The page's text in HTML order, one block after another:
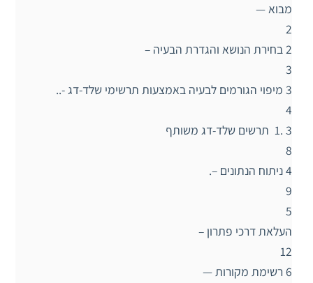
מבוא —
2
2 בחירת הנושא והגדרת הבעיה –
3
3 מיפוי הגורמים לבעיה באמצעות תרשימי שלד-דג -..
4
3 .1 תרשים שלד-דג משותף
8
4 ניתוח הנתונים –.
9
5
העלאת דרכי פתרון –
12
6 רשימת מקורות —